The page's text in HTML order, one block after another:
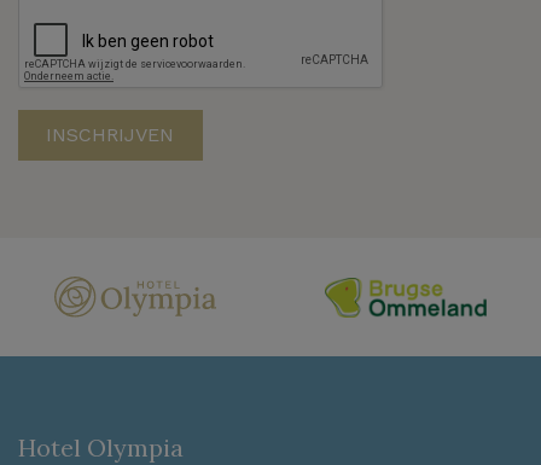
Hotel Olympia